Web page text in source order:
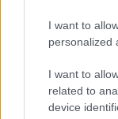
I want to
personalized
I want to
related to
device
per il 2026
Linda Pellegrini · 6 Ago